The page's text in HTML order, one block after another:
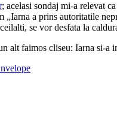
; acelasi sondaj mi-a relevat
a prins autoritatile
se vor desfata la
alt faimos cliseu: Iarna si-a